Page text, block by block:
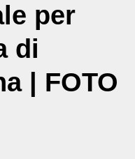
per
di
| FOTO